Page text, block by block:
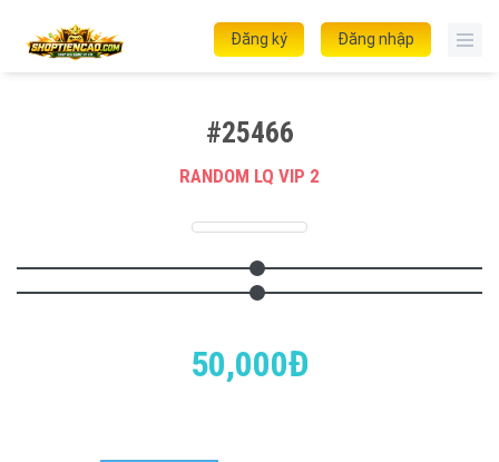
Đăng nhập
Đăng ký
#25466
RANDOM LQ VIP 2
50,000Đ